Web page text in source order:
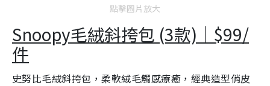
點擊圖片放大
Snoopy毛絨斜挎包 (3款)｜$99/
件
史努比毛絨斜挎包，柔軟絨毛觸感療癒，經典造型俏皮